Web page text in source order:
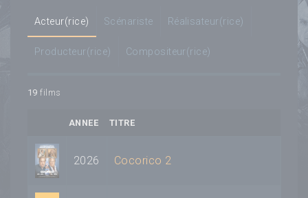
Acteur(rice) Scénariste Réalisateur(rice)
Producteur(rice) Compositeur(rice)
19 films
ANNEE TITRE
2026 Cocorico 2